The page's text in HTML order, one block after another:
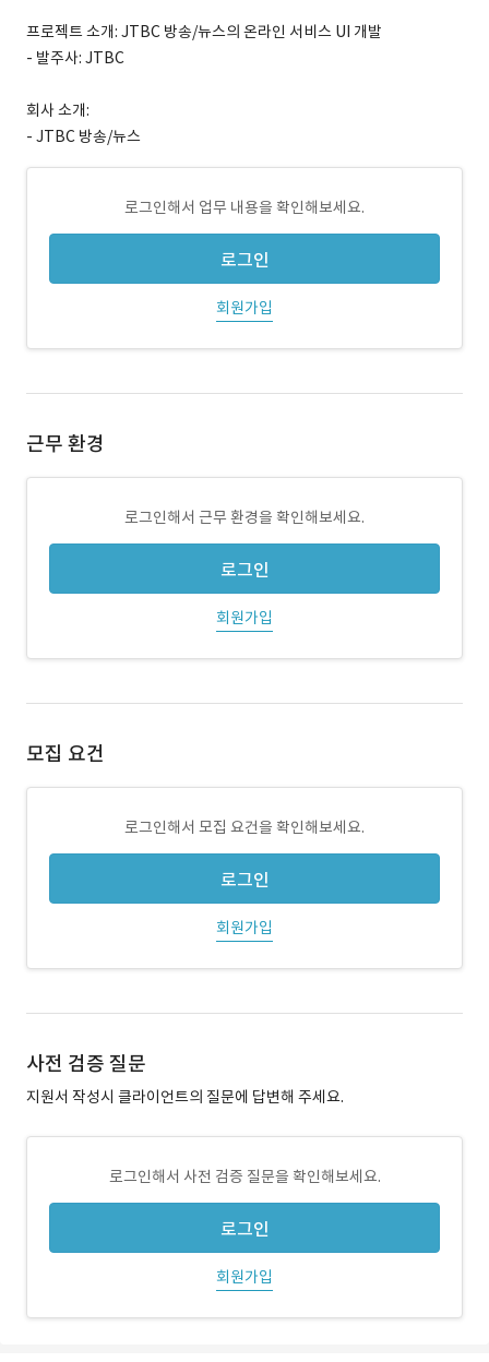
프로젝트 소개: JTBC 방송/뉴스의 온라인 서비스 UI 개발
- 발주사: JTBC
회사 소개:
- JTBC 방송/뉴스
로그인해서 업무 내용을 확인해보세요.
로그인
회원가입
근무 환경
로그인해서 근무 환경을 확인해보세요.
로그인
회원가입
모집 요건
로그인해서 모집 요건을 확인해보세요.
로그인
회원가입
사전 검증 질문
지원서 작성시 클라이언트의 질문에 답변해 주세요.
로그인해서 사전 검증 질문을 확인해보세요.
로그인
회원가입